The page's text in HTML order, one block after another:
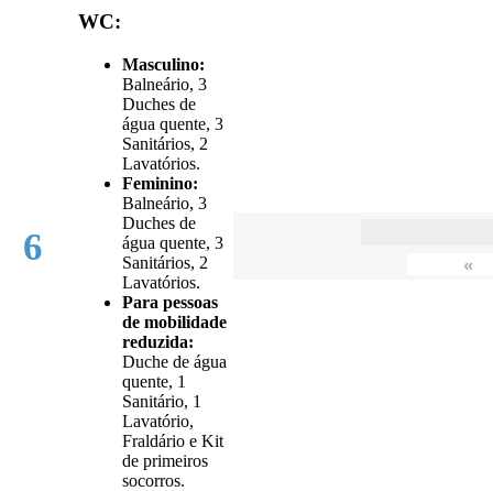
6
WC:
Masculino:
Balneário, 3
Duches de
água quente, 3
Sanitários, 2
Lavatórios.
Feminino:
Balneário, 3
Duches de
água quente, 3
Sanitários, 2
Lavatórios.
Para pessoas
de mobilidade
reduzida:
Duche de água
quente, 1
Sanitário, 1
Lavatório,
Fraldário e Kit
de primeiros
socorros.
«